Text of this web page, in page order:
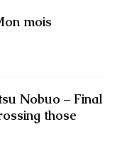
mois
Nobuo – Final
those